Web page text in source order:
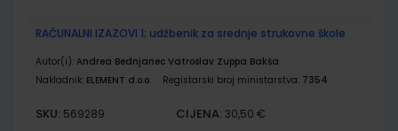
RAČUNALNI IZAZOVI 1; udžbenik za srednje strukovne škole
Autor(i): Andrea Bednjanec Vatroslav Zuppa Bakša
Nakladnik: ELEMENT d.o.o. Registarski broj ministarstva: 7354
SKU: 569289 CIJENA: 30,50 €